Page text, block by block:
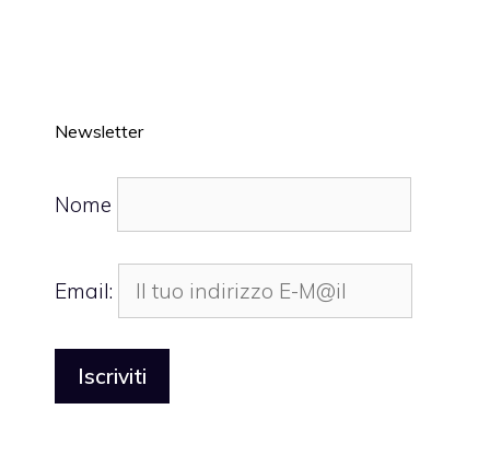
Newsletter
Nome
Email: